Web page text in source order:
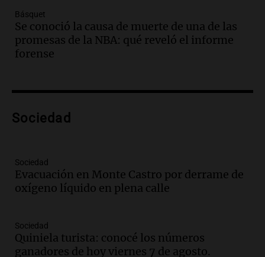
Audio.
edificios y una casa del estudiante para
jóvenes de la región
Panorama Federal
Audio.Preparativos finales para la gran
Bulaya este sábado
Audio.
Congreso y evacuación por derrame de
oxígeno en Montecastro
Audio.
Río Gallegos reporta frío extremo
y llega avión para escuelas de la décima
Básquet
Se conoció la causa de muerte de una de las
promesas de la NBA: qué reveló el informe
forense
Sociedad
Sociedad
Evacuación en Monte Castro por derrame de
oxígeno líquido en plena calle
Sociedad
Quiniela turista: conocé los números
ganadores de hoy viernes 7 de agosto.